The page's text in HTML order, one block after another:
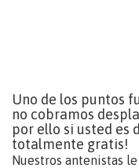
Uno de los puntos
no cobramos
por ello si usted es
totalmente gratis!
Nuestros antenistas